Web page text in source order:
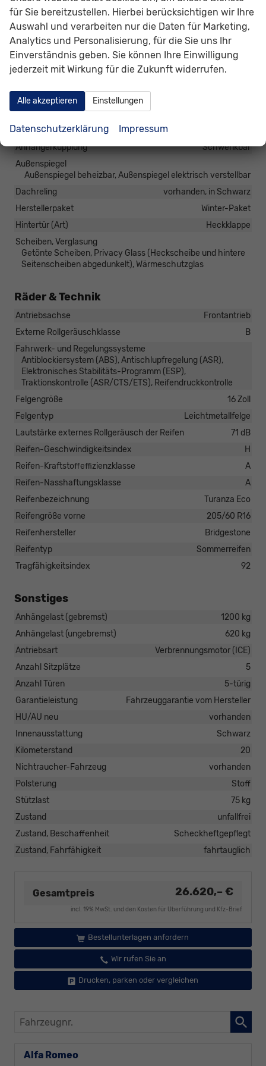
Pannenhilfe
Notrad
Start/Stop-Automatik
vorhanden
Waschwasserstandsanzeige
vorhanden
Zentralverriegelung
Zentralverriegelung, Zentralverriegelung mit
(Keyless Go)
Außen
Anhängerkupplung
Schwenkbar
Außenspiegel
Außenspiegel beheizbar, Außenspiegel elektrisch verstellbar
Dachreling
vorhanden, in Schwarz
Herstellerpaket
Winter-Paket
Hintertür (Art)
Heckklappe
Scheiben, Verglasung
Getönte Scheiben, Privacy Glass (Heckscheibe und hintere
Seitenscheiben abgedunkelt), Wärmeschutzglas
Räder & Technik
Antriebsachse
Frontantrieb
Externe Rollgeräuschklasse
B
Fahrwerk- und Regelungssysteme
Antiblockiersystem (ABS), Antischlupfregelung (ASR),
Elektronisches Stabilitäts-Programm (ESP),
Traktionskontrolle (ASR/CTS/ETS), Reifendruckkontrolle
Felgengröße
16 Zoll
Felgentyp
Leichtmetallfelge
Lautstärke externes Rollgeräusch der Reifen
71 dB
Reifen-Geschwindigkeitsindex
H
Reifen-Kraftstoffeffizienzklasse
A
Reifen-Nasshaftungsklasse
A
Reifenbezeichnung
Turanza Eco
Reifengröße vorne
205/60 R16
Reifenhersteller
Bridgestone
Reifentyp
Sommerreifen
Tragfähigkeitsindex
92
Sonstiges
Anhängelast (gebremst)
1200 kg
Anhängelast (ungebremst)
620 kg
Antriebsart
Verbrennungsmotor (ICE)
Anzahl Sitzplätze
5
Anzahl Türen
5-türig
Garantieleistung
Fahrzeuggarantie vom Hersteller
HU/AU neu
vorhanden
Innenausstattung
Schwarz
Kilometerstand
20
Nichtraucher-Fahrzeug
vorhanden
Polsterung
Stoff
Stützlast
75 kg
Zustand
unfallfrei
Zustand, Beschaffenheit
Scheckheftgepflegt
Zustand, Fahrfähigkeit
fahrtauglich
Gesamtpreis 26.620,– €
incl. 19% MwSt. und den Kosten für Überführung und Kfz-Brief
Bestellunterlagen anfordern
Wir rufen Sie an
Drucken, parken oder vergleichen
Fahrzeugnr.
Alfa Romeo
für Sie bereitzustellen. Hierbei berücksichtigen wir Ihre
Auswahl und verarbeiten nur die Daten für Marketing,
Analytics und Personalisierung, für die Sie uns Ihr
Einverständnis geben. Sie können Ihre Einwilligung
jederzeit mit Wirkung für die Zukunft widerrufen.
Alle akzeptieren Einstellungen
Datenschutzerklärung Impressum